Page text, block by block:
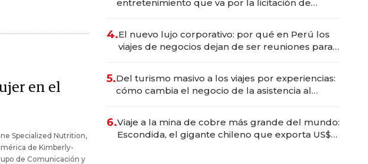
en el
Specialized Nutrition,
de Kimberly-
de Comunicación y
entretenimiento que va por la licitación de
4.El nuevo lujo corporativo: por qué en Perú los
viajes de negocios dejan de ser reuniones para
5.Del turismo masivo a los viajes por experiencias:
cómo cambia el negocio de la asistencia al
6.Viaje a la mina de cobre más grande del mundo:
Escondida, el gigante chileno que exporta US$